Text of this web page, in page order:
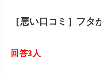
［悪い口コミ］フ
回答3人